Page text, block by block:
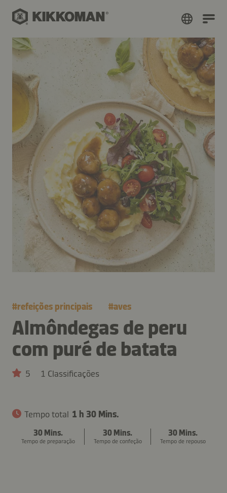
#refeições principais #aves
Almôndegas de peru
com puré de batata
5 1 Classificações
Tempo total 1 h 30 Mins.
30 Mins.
Tempo de preparação
30 Mins.
Tempo de confeção
30 Mins.
Tempo de repouso